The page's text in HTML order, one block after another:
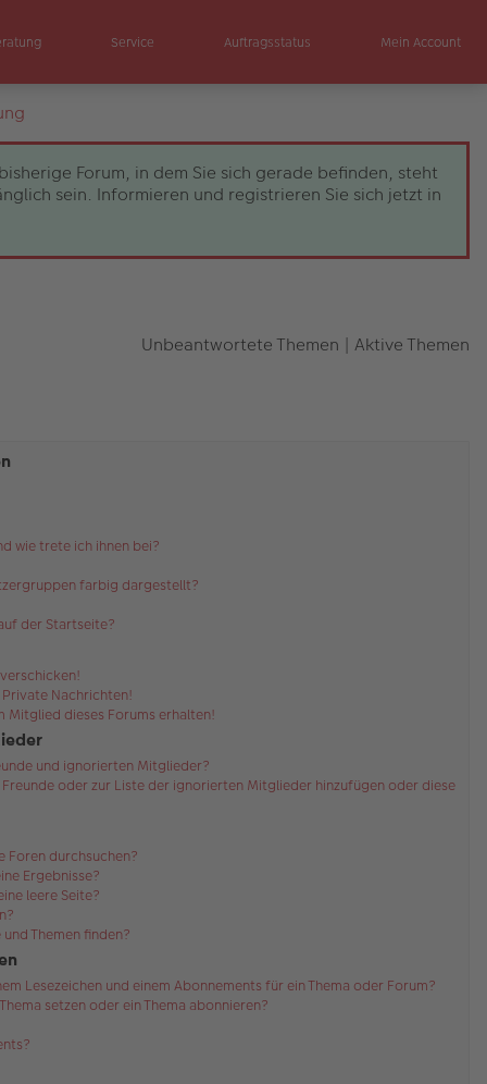
Service Auftragsstatus Mein Account
Forum, in dem Sie sich gerade befinden, steht
sein. Informieren und registrieren Sie sich jetzt in
Unbeantwortete Themen | Aktive Themen
wie trete ich ihnen bei?
farbig dargestellt?
der Startseite?
Nachrichten!
Mitglied dieses Forums erhalten!
und ignorierten Mitglieder?
oder zur Liste der ignorierten Mitglieder hinzufügen oder diese
Foren durchsuchen?
Ergebnisse?
leere Seite?
Themen finden?
Lesezeichen und einem Abonnements für ein Thema oder Forum?
setzen oder ein Thema abonnieren?